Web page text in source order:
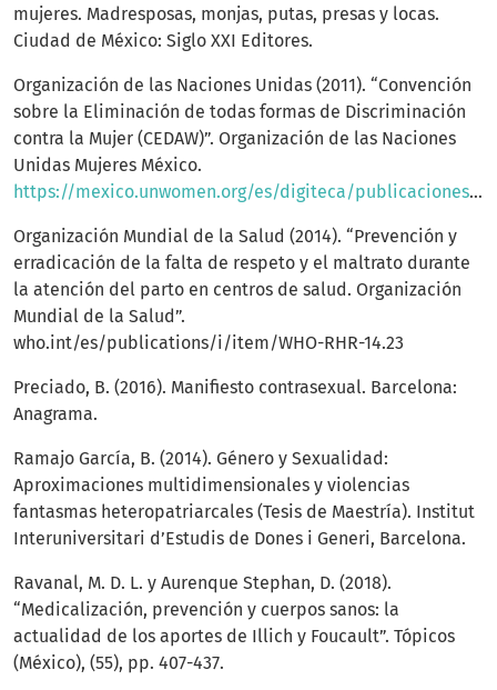
mujeres. Madresposas, monjas, putas, presas y locas.
Ciudad de México: Siglo XXI Editores.
Organización de las Naciones Unidas (2011). “Convención
sobre la Eliminación de todas formas de Discriminación
contra la Mujer (CEDAW)”. Organización de las Naciones
Unidas Mujeres México.
https://mexico.unwomen.org/es/digiteca/publicaciones/2011/12/cedaw
Organización Mundial de la Salud (2014). “Prevención y
erradicación de la falta de respeto y el maltrato durante
la atención del parto en centros de salud. Organización
Mundial de la Salud”.
who.int/es/publications/i/item/WHO-RHR-14.23
Preciado, B. (2016). Manifiesto contrasexual. Barcelona:
Anagrama.
Ramajo García, B. (2014). Género y Sexualidad:
Aproximaciones multidimensionales y violencias
fantasmas heteropatriarcales (Tesis de Maestría). Institut
Interuniversitari d’Estudis de Dones i Generi, Barcelona.
Ravanal, M. D. L. y Aurenque Stephan, D. (2018).
“Medicalización, prevención y cuerpos sanos: la
actualidad de los aportes de Illich y Foucault”. Tópicos
(México), (55), pp. 407-437.